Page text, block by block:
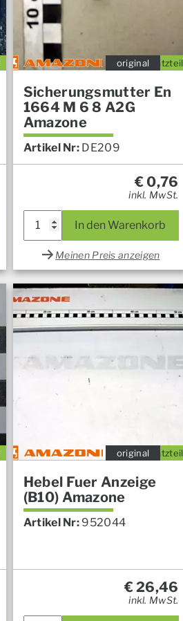
Ersatzteil
original
Sicherungsmutter En
1664 M 6 8 A2G
Amazone
Artikel Nr: DE209
€ 0,76
inkl. MwSt.
In den Warenkorb
Meinen Preis anzeigen
Ersatzteil
original
Hebel Fuer Anzeige
(B10) Amazone
Artikel Nr: 952044
€26,46
inkl. MwSt.